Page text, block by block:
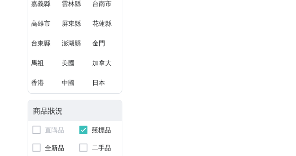
嘉義縣 雲林縣 台南市
高雄市 屏東縣 花蓮縣
台東縣 澎湖縣 金門
馬祖 美國 加拿大
香港 中國 日本
商品狀況
直購品
競標品
全新品
二手品